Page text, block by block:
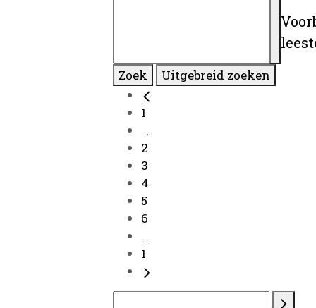
Zoek Uitgebreid zoeken
1
...
2
3
4
5
6
...
1